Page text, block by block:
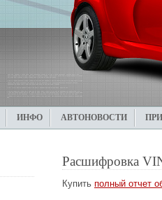
ИНФО АВТОНОВОСТИ
Расшифровка
Купить полный отчет